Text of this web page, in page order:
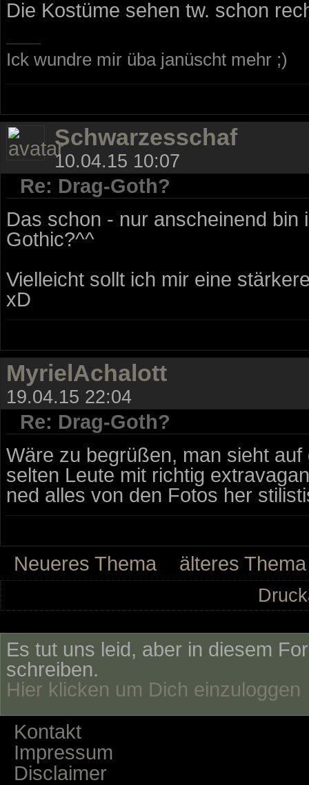
Die Kostüme sehen tw. schon
Ick wundre mir üba janüscht mehr ;)
Schwarzesschaf
10.04.15 10:07
Re: Drag-Goth?
Das schon - nur anscheinend
Gothic?^^
Vielleicht sollt ich mir eine
xD
MyrielAchalott
19.04.15 22:04
Re: Drag-Goth?
Wäre zu begrüßen, man sieht
selten Leute mit richtig
ned alles von den Fotos her
Neueres Thema älteres Thema
Es tut uns leid, aber in diesem
schreiben.
Hier klicken um Dich einzuloggen
Kontakt
Impressum
Disclaimer